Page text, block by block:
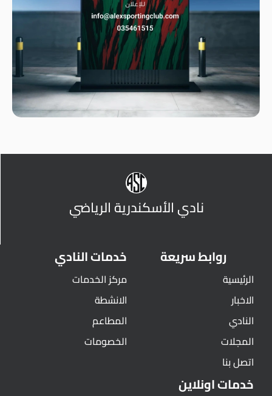
نادي الأسكندرية الرياضي
روابط سريعة
الرئيسية
الاخبار
النادي
المجلات
اتصل بنا
خدمات النادي
مركز الخدمات
الانشطة
المطاعم
الخصومات
خدمات اونلاين